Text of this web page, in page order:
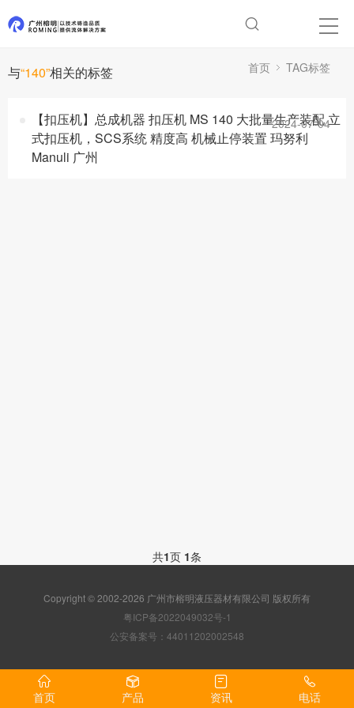
与“140”相关的标签 首页 TAG标签
【扣压机】总成机器 扣压机 MS 140 大批量生产装配 立
式扣压机，SCS系统 精度高 机械止停装置 玛努利
Manuli 广州
2024-07-04
共1页 1条
Copyright © 2002-2026 广州市榕明液压器材有限公司 版权所有
粤ICP备2022049032号-1
公安备案号：44011202002548
首页 产品 资讯 电话